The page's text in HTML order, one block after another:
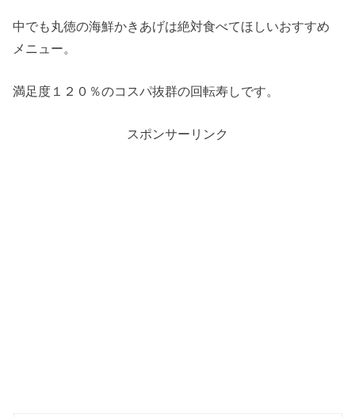
中でも丸徳の海鮮かきあげは絶対食べてほしいおすすめ
メニュー。
満足度１２０％のコスパ抜群の回転寿しです。
スポンサーリンク